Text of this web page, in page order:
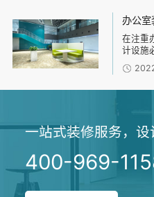
办公室
在注重
计设施
特点。
时代，
一站式装修服务，
400-969-